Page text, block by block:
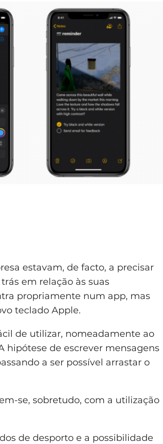
estavam, de facto, a precisar
em relação às suas
propriamente num app, mas
teclado Apple.
de utilizar, nomeadamente ao
hipótese de escrever mensagens
a ser possível arrastar o
se, sobretudo, com a utilização
de desporto e a possibilidade